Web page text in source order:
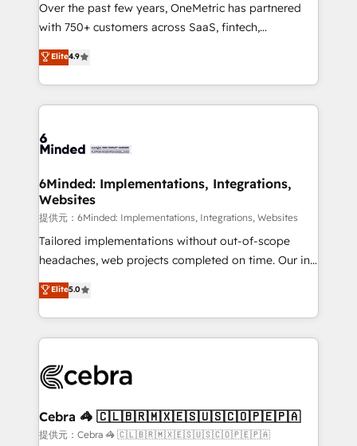
Award: Best Integration • 150+ successful HubSpot
projects • Clients in 30+ industries • Proprietary
technology for integrations • Multilingual team:
English, Spanish, Portuguese & Italian 👉 Grow
smarter with AI and HubSpot.
Over the past few years, OneMetric has partnered
with 750+ customers across SaaS, fintech,
healthcare, real estate, and other industries. With
150+ HubSpot-certified experts, we deliver scalable
solutions to complex GTM and RevOps challenges.
Our Expertise 🔹 Onboarding & Implementation:
tailored to your GTM motion. 🔹 Migrations: Move
downtime. 🔹 RevOps Strategy: Align teams,
processes, and data to drive revenue efficiency. 🔹
Integrations: Connect HubSpot with your tech stack
for better adoption. 🔹 Custom Solutions: Build
tailored apps, workflows, and configurations. We are
our commitment to data security and compliance. At
OneMetric, we help revenue teams focus on the
Elite4.9
6Minded: Implementations, Integrations,
Websites
提供元：6Minded: Implementations, Integrations, Websites
Tailored implementations without out-of-scope
headaches, web projects completed on time. Our in-
house team of certified CRM architects, experts,
developers, designers, and marketers handles all
aspects of your HubSpot. ✨ 400+ global clients ✨
100+ seamless migrations from 15+ different CRMs
implementations, and 5,000+ pages ✨ CS: Clients
CS: 245% organic growth & +751% new visitors for a
full-funnel HubSpot project ✨ CS: 415% conversion
Elite5.0
Cebra 🦓 🇨🇱🇧🇷🇲🇽🇪🇸🇺🇸🇨🇴🇵🇪🇵🇦
提供元：Cebra 🦓 🇨🇱🇧🇷🇲🇽🇪🇸🇺🇸🇨🇴🇵🇪🇵🇦